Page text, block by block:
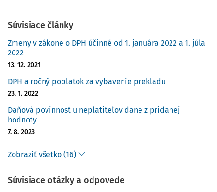
Súvisiace články
Zmeny v zákone o DPH účinné od 1. januára 2022 a 1. júla
2022
13. 12. 2021
DPH a ročný poplatok za vybavenie prekladu
23. 1. 2022
Daňová povinnosť u neplatiteľov dane z pridanej
hodnoty
7. 8. 2023
Zobraziť všetko (16)
Súvisiace otázky a odpovede